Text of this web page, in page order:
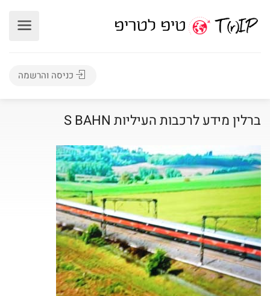
כניסה והרשמה
ברלין מידע לרכבות העיליות S BAHN